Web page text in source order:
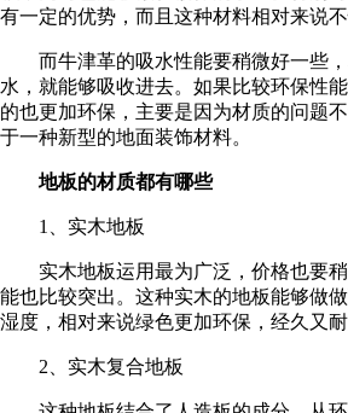
有一定的优势，而且这种材料相对来说
而牛津革的吸水性能要稍微好一些
水，就能够吸收进去。如果比较环保性
的也更加环保，主要是因为材质的问题
于一种新型的地面装饰材料。
地板的材质都有哪些
1、实木地板
实木地板运用最为广泛，价格也要
能也比较突出。这种实木的地板能够做
湿度，相对来说绿色更加环保，经久又耐
2、实木复合地板